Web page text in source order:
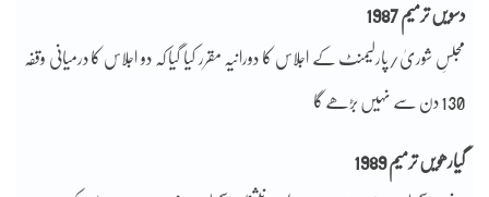
دسویں ترمیم 1987
مجلسِ شوریٰ/پارلیمنٹ کے اجلاس کا دورانیہ مقرر کیا گیا کہ دو اجلاس کا درمیانی وقفہ
130 دن سے نہیں بڑھے گا
گیارھویں ترمیم 1989